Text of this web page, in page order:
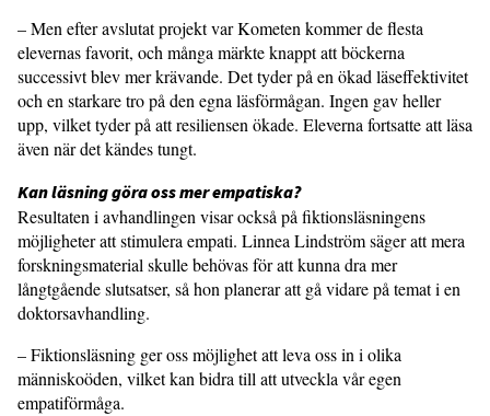
– Men efter avslutat projekt var Kometen kommer de flesta
elevernas favorit, och många märkte knappt att böckerna
successivt blev mer krävande. Det tyder på en ökad läseffektivitet
och en starkare tro på den egna läsförmågan. Ingen gav heller
upp, vilket tyder på att resiliensen ökade. Eleverna fortsatte att läsa
även när det kändes tungt.
Kan läsning göra oss mer empatiska?
Resultaten i avhandlingen visar också på fiktionsläsningens
möjligheter att stimulera empati. Linnea Lindström säger att mera
forskningsmaterial skulle behövas för att kunna dra mer
långtgående slutsatser, så hon planerar att gå vidare på temat i en
doktorsavhandling.
– Fiktionsläsning ger oss möjlighet att leva oss in i olika
människoöden, vilket kan bidra till att utveckla vår egen
empatiförmåga.